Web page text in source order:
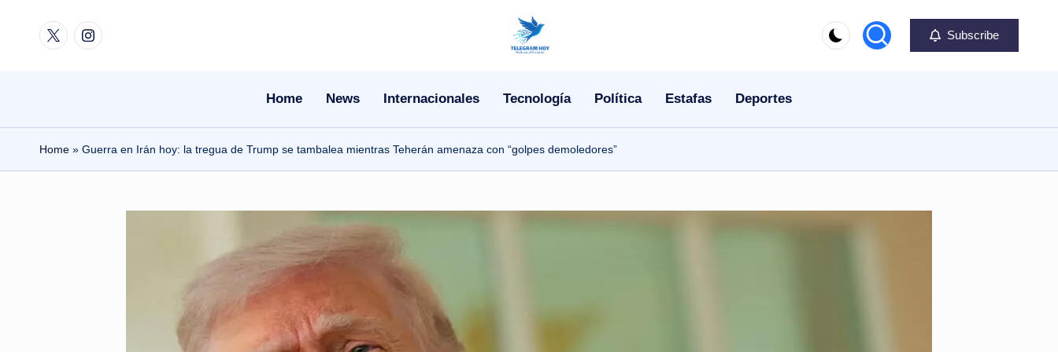
TwitterInstagram
N
i
e
Subscribe
Home News Internacionales Tecnología Política Estafas Deportes
Home » Guerra en Irán hoy: la tregua de Trump se tambalea mientras Teherán amenaza con “golpes demoledores”